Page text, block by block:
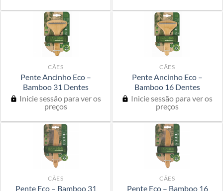
CÃES
Pente Ancinho Eco –
Bamboo 31 Dentes
Inicie sessão para ver os
preços
CÃES
Pente Ancinho Eco –
Bamboo 16 Dentes
Inicie sessão para ver os
preços
CÃES
Pente Eco – Bamboo 31
CÃES
Pente Eco – Bamboo 16